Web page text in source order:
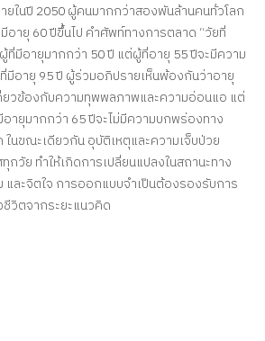
ยในปี 2050 ผู้คนมากกว่าสองพันล้านคนทั่วโลก
อายุ 60 ปีขึ้นไป คำศัพท์ทางการตลาด “วัยที่
ที่มีอายุมากกว่า 50 ปี แต่ผู้ที่อายุ 55 ปีจะมีความ
อายุ 95 ปี ผู้ร่วมอภิปรายเห็นพ้องกันว่าอายุ
ยวข้องกับความทุพพลภาพและความอ่อนแอ แต่
ายุมากกว่า 65 ปีจะไม่มีความบกพร่องทาง
นขณะเดียวกัน อุบัติเหตุและความเจ็บป่วย
กวัย ทำให้เกิดการเปลี่ยนแปลงในสถานะทาง
และจิตใจ การออกแบบจำเป็นต้องรองรับการ
ชีวิตจากระยะแนวคิด